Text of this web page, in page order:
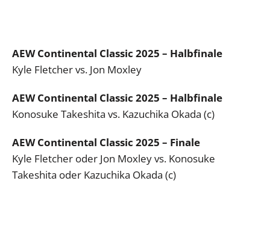
AEW Continental Classic 2025 – Halbfinale
Kyle Fletcher vs. Jon Moxley
AEW Continental Classic 2025 – Halbfinale
Konosuke Takeshita vs. Kazuchika Okada (c)
AEW Continental Classic 2025 – Finale
Kyle Fletcher oder Jon Moxley vs. Konosuke
Takeshita oder Kazuchika Okada (c)